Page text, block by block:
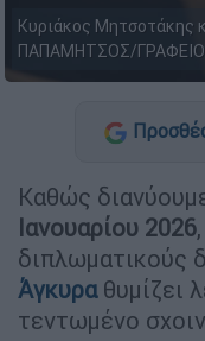
Κυριάκος Μητσοτάκης
ΠΑΠΑΜΗΤΣΟΣ/
Καθώς
Ιανουαρίου 2026
διπλωματικούς
Άγκυρα θυμίζει
τεντωμένο